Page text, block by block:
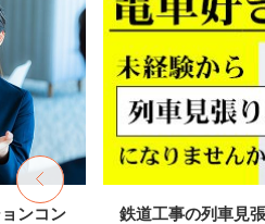
ンコン
鉄道工事の列車見